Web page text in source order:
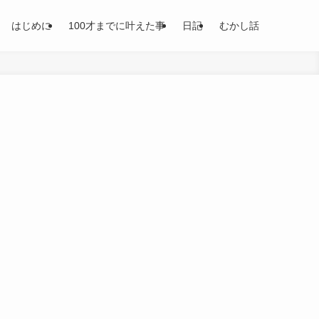
はじめに 100才までに叶えた事 日記 むかし話